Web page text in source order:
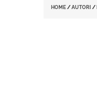
HOME /AUTORI /